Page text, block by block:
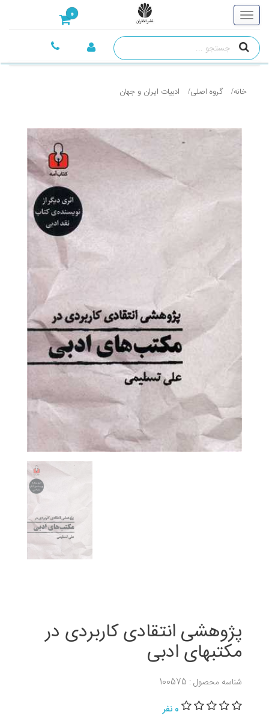
0
خانه گروه اصلی ادبيات ايران و جهان
پژوهشی انتقادی کاربردی در
مکتبهای ادبی
شناسه محصول : 100575
0 نفر